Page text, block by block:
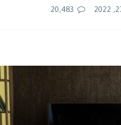
20,483